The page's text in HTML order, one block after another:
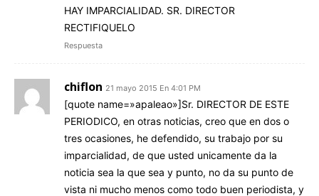
HAY IMPARCIALIDAD. SR. DIRECTOR
RECTIFIQUELO
Respuesta
chiflon 21 mayo 2015 En 4:01 PM
[quote name=»apaleao»]Sr. DIRECTOR DE ESTE
PERIODICO, en otras noticias, creo que en dos o
tres ocasiones, he defendido, su trabajo por su
imparcialidad, de que usted unicamente da la
noticia sea la que sea y punto, no da su punto de
vista ni mucho menos como todo buen periodista, y